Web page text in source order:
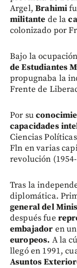
Argel,Brahimi
militante de la
colonizado por
Bajo la
de Estudiantes
propugnaba la
Frente de
Por su
capacidades
Ciencias
Fln en varias
revolución
Tras la
diplomática.
general del
después fue
embajador en
europeos. A la
llegó en 1991,
Asuntos